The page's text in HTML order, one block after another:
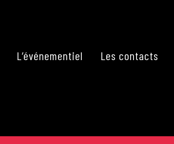
L’événementiel Les contacts